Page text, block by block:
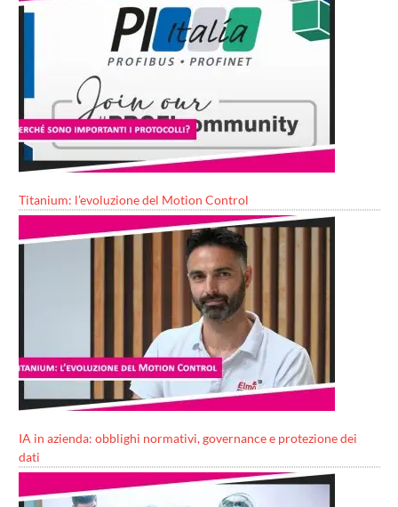
Titanium: l’evoluzione del Motion Control
IA in azienda: obblighi normativi, governance e protezione dei
dati